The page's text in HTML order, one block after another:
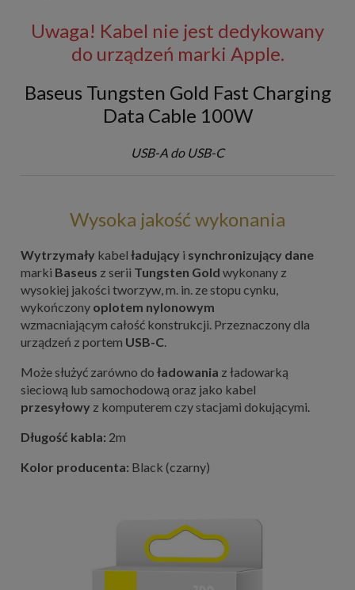
Uwaga! Kabel nie jest dedykowany
do urządzeń marki Apple.
Baseus Tungsten Gold Fast Charging
Data Cable 100W
USB-A do USB-C
Wysoka jakość wykonania
Wytrzymały kabel ładujący i synchronizujący dane
marki Baseus z serii Tungsten Gold wykonany z
wysokiej jakości tworzyw, m. in. ze stopu cynku,
wykończony oplotem nylonowym
wzmacniającym całość konstrukcji. Przeznaczony dla
urządzeń z portem USB-C.
Może służyć zarówno do ładowania z ładowarką
sieciową lub samochodową oraz jako kabel
przesyłowy z komputerem czy stacjami dokującymi.
Długość kabla: 2m
Kolor producenta: Black (czarny)